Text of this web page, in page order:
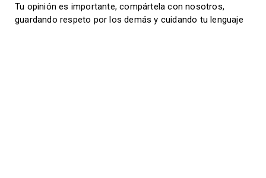
Tu opinión es importante, compártela con nosotros,
guardando respeto por los demás y cuidando tu lenguaje